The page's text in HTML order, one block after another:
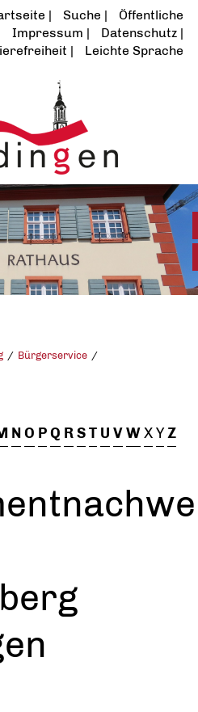
Suche
Öffentliche
Impressum
Datenschutz
Leichte Sprache
Bürgerservice
NO PQ RST U VWXYZ